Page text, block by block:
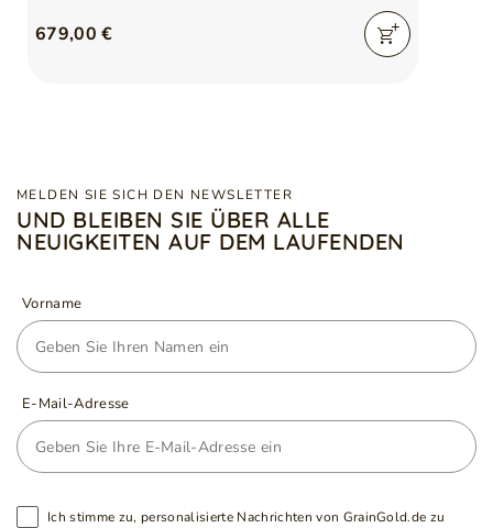
679,00 €
MELDEN SIE SICH DEN NEWSLETTER
UND BLEIBEN SIE ÜBER ALLE
NEUIGKEITEN AUF DEM LAUFENDEN
Vorname
E-Mail-Adresse
Ich stimme zu, personalisierte Nachrichten von GrainGold.de zu